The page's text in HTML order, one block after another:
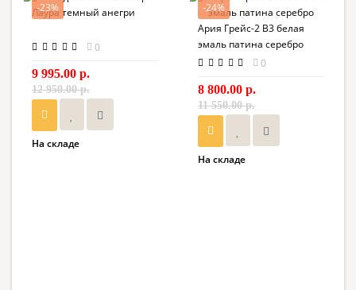
-23%
Лаура темный анегри
0
9 995.00 р.
12 950.00 р.
На складе
-24%
Ария Грейс-2 В3 белая
эмаль патина серебро
0
8 800.00 р.
11 550.00 р.
На складе